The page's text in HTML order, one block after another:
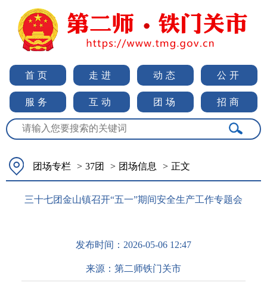
首页 走进 动态 公开
服务 互动 团场 招商
团场专栏 > 37团 > 团场信息 > 正文
三十七团金山镇召开“五一”期间安全生产工作专题会
发布时间： 2026-05-06 12:47
来源： 第二师铁门关市